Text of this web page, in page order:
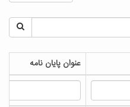
عنوان پایان نامه